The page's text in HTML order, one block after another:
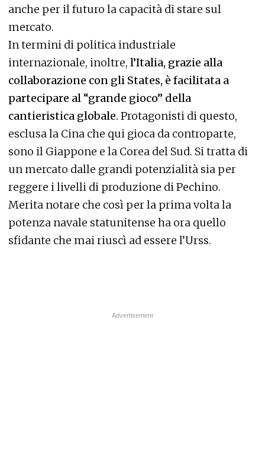
anche per il futuro la capacità di stare sul
mercato.
In termini di politica industriale
internazionale, inoltre, l’Italia, grazie alla
collaborazione con gli States, è facilitata a
partecipare al “grande gioco” della
cantieristica globale. Protagonisti di questo,
esclusa la Cina che qui gioca da controparte,
sono il Giappone e la Corea del Sud. Si tratta di
un mercato dalle grandi potenzialità sia per
reggere i livelli di produzione di Pechino.
Merita notare che così per la prima volta la
potenza navale statunitense ha ora quello
sfidante che mai riuscì ad essere l’Urss.